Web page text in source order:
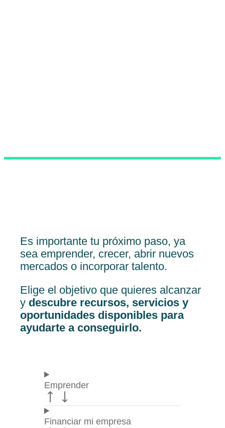
Es importante tu próximo paso, ya
sea emprender, crecer, abrir nuevos
mercados o incorporar talento.
Elige el objetivo que quieres alcanzar
y descubre recursos, servicios y
oportunidades disponibles para
ayudarte a conseguirlo.
Emprender
Financiar mi empresa